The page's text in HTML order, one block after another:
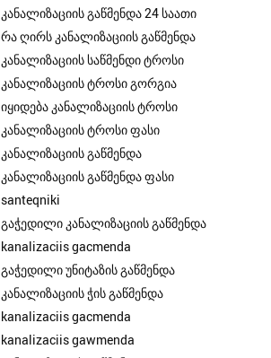
კანალიზაციის გაწმენდა 24 საათი
რა ღირს კანალიზაციის გაწმენდა
კანალიზაციის საწმენდი ტროსი
კანალიზაციის ტროსი გორგია
იყიდება კანალიზაციის ტროსი
კანალიზაციის ტროსი ფასი
კანალიზაციის გაწმენდა
კანალიზაციის გაწმენდა ფასი
santeqniki
გაჭედილი კანალიზაციის გაწმენდა
kanalizaciis gacmenda
გაჭედილი უნიტაზის გაწმენდა
კანალიზაციის ჭის გაწმენდა
kanalizaciis gacmenda
kanalizaciis gawmenda